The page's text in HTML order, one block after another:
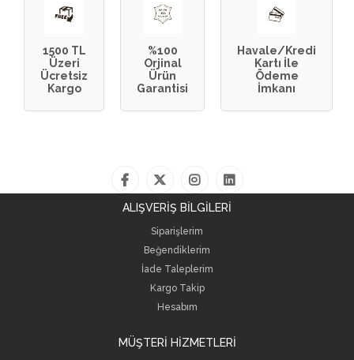
1500 TL
Üzeri
Ücretsiz
Kargo
%100
Orjinal
Ürün
Garantisi
Havale/Kredi
Kartı İle
Ödeme
İmkanı
ALIŞVERİŞ BİLGİLERİ
Siparişlerim
Beğendiklerim
İade Taleplerim
Kargo Takip
Hesabım
MÜŞTERİ HİZMETLERİ